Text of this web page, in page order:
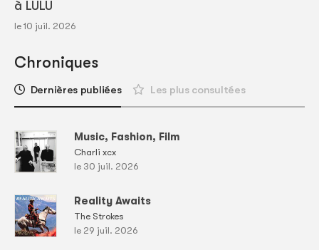
à LULU
le 10 juil. 2026
Chroniques
Dernières publiées Les plus consultées
Music, Fashion, Film
Charli xcx
le 30 juil. 2026
Reality Awaits
The Strokes
le 29 juil. 2026